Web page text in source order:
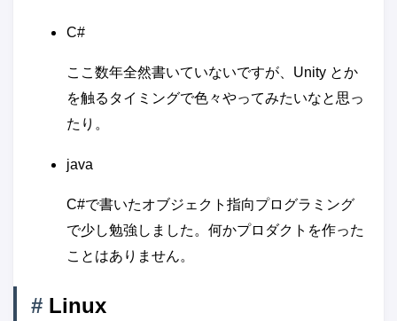
C#
ここ数年全然書いていないですが、Unity とか
を触るタイミングで色々やってみたいなと思っ
たり。
java
C#で書いたオブジェクト指向プログラミング
で少し勉強しました。何かプロダクトを作った
ことはありません。
# Linux